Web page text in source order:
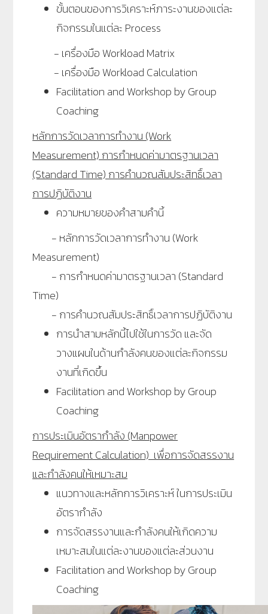
ขั้นตอนของการวิเคราะห์ภาระงานของแต่ละ
กิจกรรมในแต่ละ Process
- เครื่องมือ Workload Matrix
- เครื่องมือ Workload Calculation
Facilitation and Workshop by Group
Coaching
หลักการวัดเวลาการทำงาน (Work
Measurement) การกำหนดค่ามาตรฐานเวลา
(Standard Time) การคำนวณสัมประสิทธิ์เวลา
การปฏิบัติงาน
ความหมายของคำสามคำนี้
- หลักการวัดเวลาการทำงาน (Work
Measurement)
- การกำหนดค่ามาตรฐานเวลา (Standard
Time)
- การคำนวณสัมประสิทธิ์เวลาการปฏิบัติงาน
การนำสามหลักนี้ไปใช้ในการวัด และจัด
วางแผนในด้านกำลังคนของแต่ละกิจกรรม
งานที่เกิดขึ้น
Facilitation and Workshop by Group
Coaching
การประเมินอัตรากำลัง (Manpower
Requirement Calculation) เพื่อการจัดสรรงาน
และกำลังคนให้เหมาะสม
แนวทางและหลักการวิเคราะห์ ในการประเมิน
อัตรากำลัง
การจัดสรรงานและกำลังคนให้เกิดความ
เหมาะสมในแต่ละงานของแต่ละส่วนงาน
Facilitation and Workshop by Group
Coaching